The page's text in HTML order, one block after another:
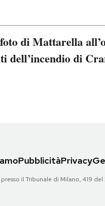
di Mattarella
dell’incendio di
PubblicitàPrivacy
il Tribunale di Milano, 419